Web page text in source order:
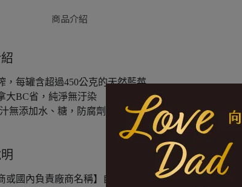
商品介紹
，每罐含超過450公克的天然藍莓
大BC省，純淨無汙染
無添加水、糖，防腐劑等人工化學添加物，非濃縮還原
或國內負責廠商名稱】自然思維股份有限公司